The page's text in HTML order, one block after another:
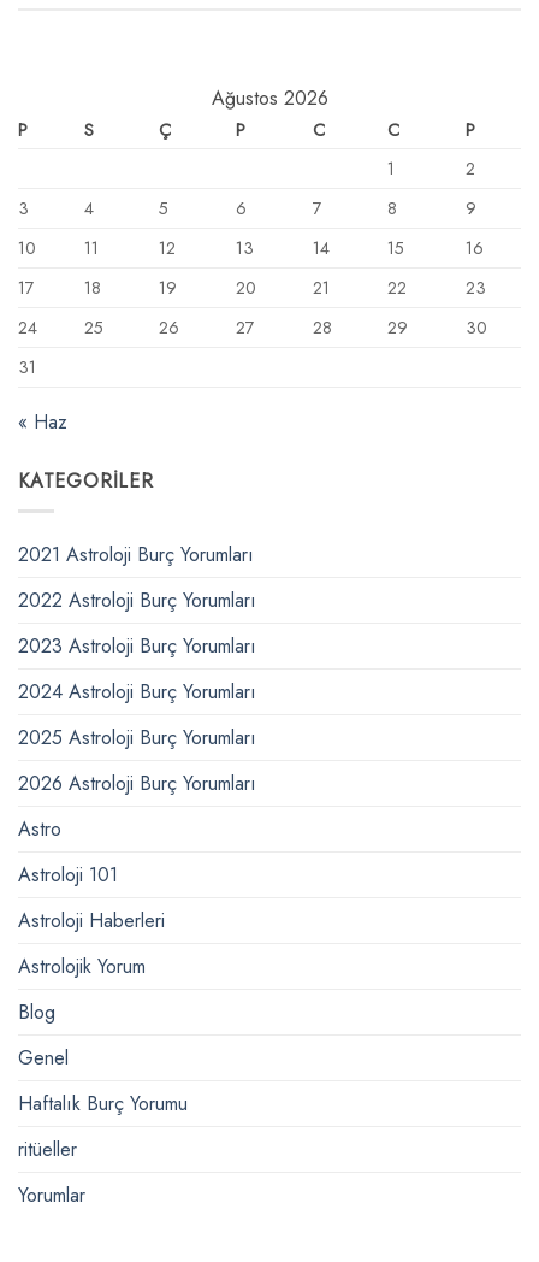
Ağustos 2026
P S Ç P C C
P
1
2
3
4 5 6 7 8
9
10
11 12 13 14 15
16
17
18 19 20 21 22
23
24
25 26 27 28 29
30
31
« Haz
KATEGORILER
2021 Astroloji Burç Yorumları
2022 Astroloji Burç Yorumları
2023 Astroloji Burç Yorumları
2024 Astroloji Burç Yorumları
2025 Astroloji Burç Yorumları
2026 Astroloji Burç Yorumları
Astro
Astroloji 101
Astroloji Haberleri
Astrolojik Yorum
Blog
Genel
Haftalık Burç Yorumu
ritüeller
Yorumlar